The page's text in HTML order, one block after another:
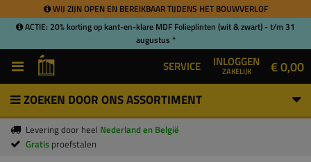
WIJ ZIJN OPEN EN BEREIKBAAR TIJDENS HET BOUWVERLOF
ACTIE: 20% korting op kant-en-klare MDF Folieplinten (wit & zwart) - t/m 31
augustus *
SERVICE INLOGGEN
ZAKELIJK € 0,00
ZOEKEN DOOR ONS ASSORTIMENT
Levering door heel Nederland en België
Gratis proefstalen